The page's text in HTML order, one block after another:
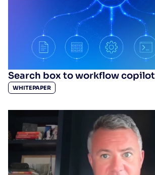
Search box to workflow copilot
WHITEPAPER